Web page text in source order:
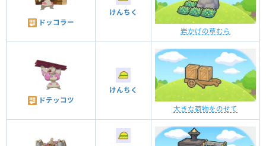
ドッコラー
けんちく
岩かげの草むら
ドテッコツ
けんちく
大きな荷物をのせて